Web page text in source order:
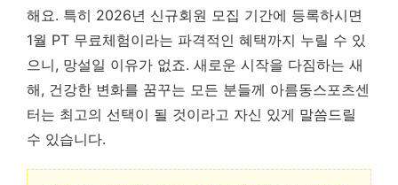
해요. 특히 2026년 신규회원 모집 기간에 등록하시면
1월 PT 무료체험이라는 파격적인 혜택까지 누릴 수 있
으니, 망설일 이유가 없죠. 새로운 시작을 다짐하는 새
해, 건강한 변화를 꿈꾸는 모든 분들께 아름동스포츠센
터는 최고의 선택이 될 것이라고 자신 있게 말씀드릴
수 있습니다.